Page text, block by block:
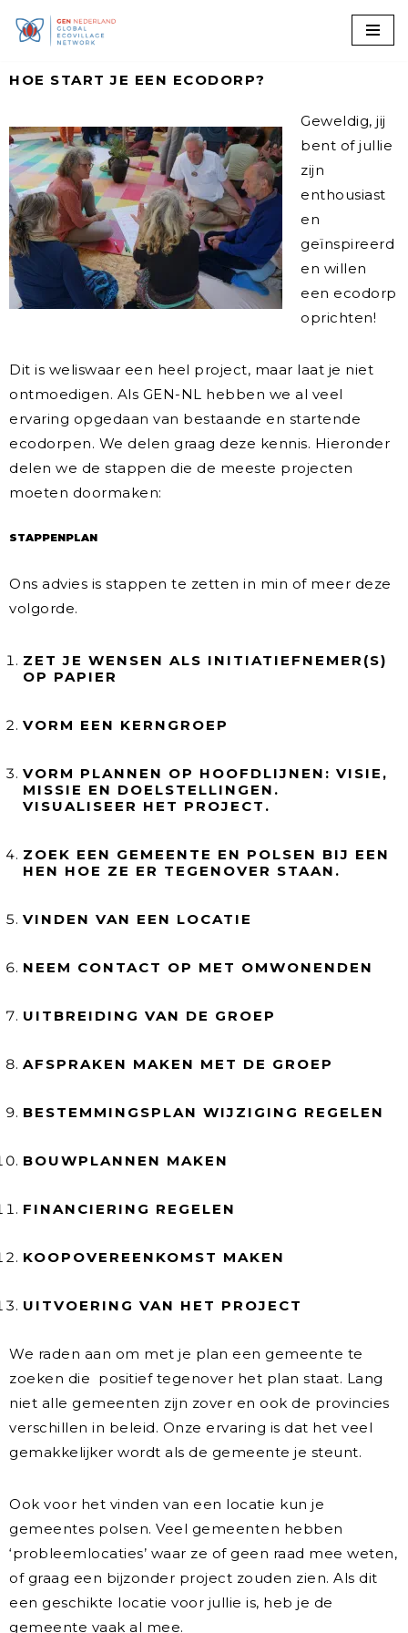
naar
inhoud
HOE START JE EEN ECODORP?
Geweldig, jij
bent of jullie
zijn
enthousiast
en
geïnspireerd
en willen
een ecodorp
oprichten!
Dit is weliswaar een heel project, maar laat je niet
ontmoedigen. Als GEN-NL hebben we al veel
ervaring opgedaan van bestaande en startende
ecodorpen. We delen graag deze kennis. Hieronder
delen we de stappen die de meeste projecten
moeten doormaken:
STAPPENPLAN
Ons advies is stappen te zetten in min of meer deze
volgorde.
ZET JE WENSEN ALS INITIATIEFNEMER(S)
OP PAPIER
VORM EEN KERNGROEP
VORM PLANNEN OP HOOFDLIJNEN: VISIE,
MISSIE EN DOELSTELLINGEN.
VISUALISEER HET PROJECT.
ZOEK EEN GEMEENTE EN POLSEN BIJ EEN
HEN HOE ZE ER TEGENOVER STAAN.
VINDEN VAN EEN LOCATIE
NEEM CONTACT OP MET OMWONENDEN
UITBREIDING VAN DE GROEP
AFSPRAKEN MAKEN MET DE GROEP
BESTEMMINGSPLAN WIJZIGING REGELEN
BOUWPLANNEN MAKEN
FINANCIERING REGELEN
KOOPOVEREENKOMST MAKEN
UITVOERING VAN HET PROJECT
We raden aan om met je plan een gemeente te
zoeken die positief tegenover het plan staat. Lang
niet alle gemeenten zijn zover en ook de provincies
verschillen in beleid. Onze ervaring is dat het veel
gemakkelijker wordt als de gemeente je steunt.
Ook voor het vinden van een locatie kun je
gemeentes polsen. Veel gemeenten hebben
‘probleemlocaties’ waar ze of geen raad mee weten,
of graag een bijzonder project zouden zien. Als dit
een geschikte locatie voor jullie is, heb je de
gemeente vaak al mee.